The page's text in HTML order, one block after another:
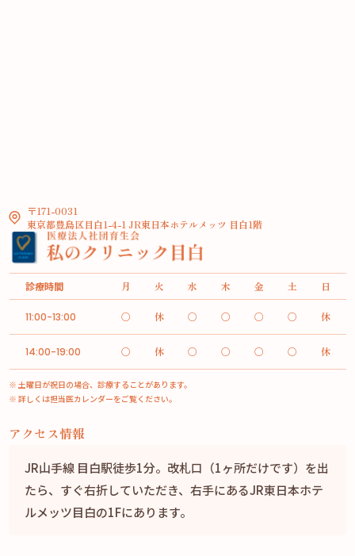
〒171-0031
東京都豊島区目白1-4-1 JR東日本ホテルメッツ 目白1階
診療時間 月 火 水 木 金 土 日
11:00-13:00 ○ 休 ○ ○ ○ ○ 休
14:00-19:00 ○ 休 ○ ○ ○ ○ 休
※ 土曜日が祝日の場合、診療することがあります。
※ 詳しくは担当医カレンダーをご覧ください。
アクセス情報
JR山手線 目白駅徒歩1分。改札口（1ヶ所だけです）を出
たら、すぐ右折していただき、右手にあるJR東日本ホテ
ルメッツ目白の1Fにあります。